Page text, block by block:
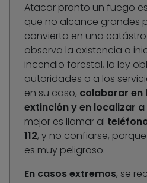
Atacar pronto un fuego
que no alcance grandes
convierta en una
observa la existencia o
incendio forestal, la ley
autoridades o a los
en su caso, colaborar en
extinción y en localizar
mejor es llamar al
112, y no confiarse,
es muy peligroso.
En casos extremos, se